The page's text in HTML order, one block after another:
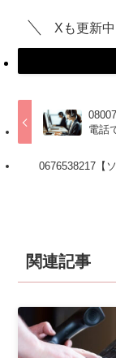
Xも更新
電話
0676538217【
関連記事